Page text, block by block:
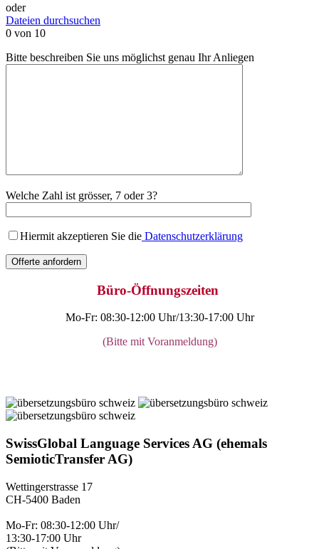
oder
Dateien durchsuchen
0 von 10
Bitte beschreiben Sie uns möglichst genau Ihr Anliegen
Welche Zahl ist grösser, 7 oder 3?
Hiermit akzeptieren Sie die Datenschutzerklärung
Offerte anfordern
Büro-Öffnungszeiten
Mo-Fr: 08:30-12:00 Uhr/13:30-17:00 Uhr
(Bitte mit Voranmeldung)
SwissGlobal Language Services AG (ehemals
SemioticTransfer AG)
Wettingerstrasse 17
CH-5400 Baden
Mo-Fr: 08:30-12:00 Uhr/
13:30-17:00 Uhr